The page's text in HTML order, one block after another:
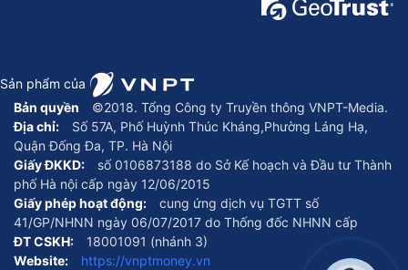
Bản quyền
©2018. Tổng Công ty Truyền thông VNPT-Media.
Địa chỉ:
Số 57A, Phố Huỳnh Thúc Kháng,Phường Láng Hạ,
Quận Đống Đa, TP. Hà Nội
Giấy ĐKKD:
số 0106873188 do Sở Kế hoạch và Đầu tư Thành
phố Hà nội cấp ngày 12/06/2015
Giấy phép hoạt động:
cung ứng dịch vụ TGTT số
41/GP/NHNN ngày 06/07/2017 do Thống đốc NHNN cấp
ĐT CSKH:
18001091 (nhánh 3)
Website:
https://vnptmoney.vn
Sản phẩm của